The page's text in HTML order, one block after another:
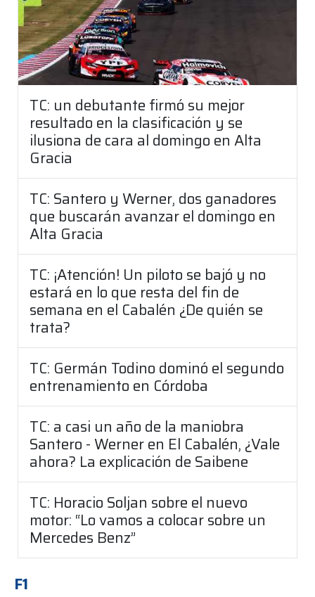
TC: un debutante firmó su mejor
resultado en la clasificación y se
ilusiona de cara al domingo en Alta
Gracia
TC: Santero y Werner, dos ganadores
que buscarán avanzar el domingo en
Alta Gracia
TC: ¡Atención! Un piloto se bajó y no
estará en lo que resta del fin de
semana en el Cabalén ¿De quién se
trata?
TC: Germán Todino dominó el segundo
entrenamiento en Córdoba
TC: a casi un año de la maniobra
Santero - Werner en El Cabalén, ¿Vale
ahora? La explicación de Saibene
TC: Horacio Soljan sobre el nuevo
motor: “Lo vamos a colocar sobre un
Mercedes Benz”
F1